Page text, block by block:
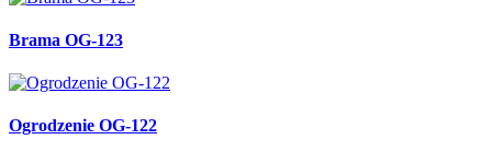
Brama OG-123
Ogrodzenie OG-122